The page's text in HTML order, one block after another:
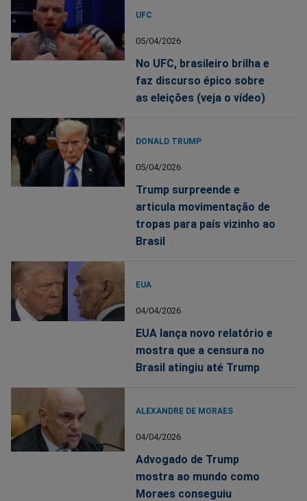
UFC
05/04/2026
No UFC, brasileiro brilha e
faz discurso épico sobre
as eleições (veja o vídeo)
DONALD TRUMP
05/04/2026
Trump surpreende e
articula movimentação de
tropas para país vizinho ao
Brasil
EUA
04/04/2026
EUA lança novo relatório e
mostra que a censura no
Brasil atingiu até Trump
ALEXANDRE DE MORAES
04/04/2026
Advogado de Trump
mostra ao mundo como
Moraes conseguiu